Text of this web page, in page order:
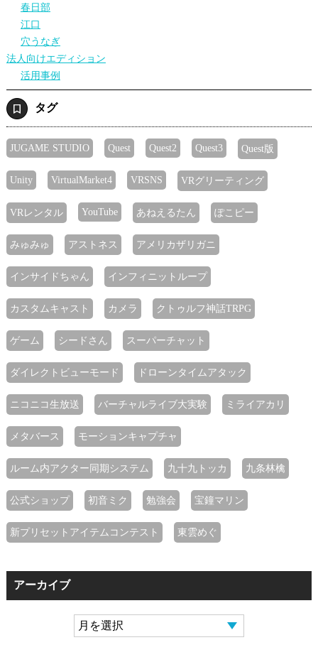
春日部
江口
穴うなぎ
法人向けエディション
活用事例
タグ
JUGAME STUDIO Quest Quest2 Quest3 Quest版
Unity VirtualMarket4 VRSNS VRグリーティング
VRレンタル YouTube あねえるたん ぽこピー
みゅみゅ アストネス アメリカザリガニ
インサイドちゃん インフィニットループ
カスタムキャスト カメラ クトゥルフ神話TRPG
ゲーム シードさん スーパーチャット
ダイレクトビューモード ドローンタイムアタック
ニコニコ生放送 バーチャルライブ大実験 ミライアカリ
メタバース モーションキャプチャ
ルーム内アクター同期システム 九十九トッカ 九条林檎
公式ショップ 初音ミク 勉強会 宝鐘マリン
新プリセットアイテムコンテスト 東雲めぐ
アーカイブ